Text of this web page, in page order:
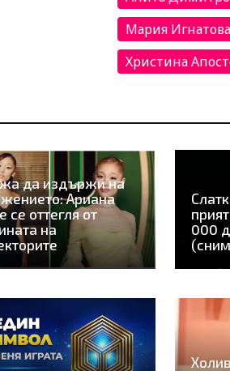
Мария Игнатова
Христина
да издържи на
Ариана
се оттегля от
на
000